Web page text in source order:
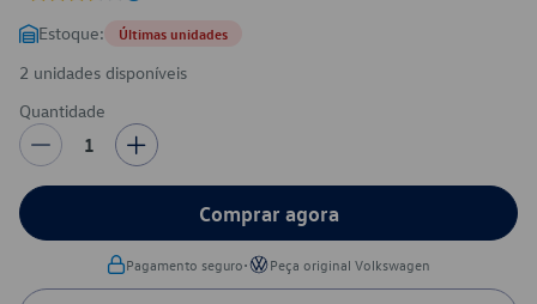
Estoque: Últimas unidades
2 unidades disponíveis
Quantidade
1
Comprar agora
Pagamento seguro• Peça original Volkswagen